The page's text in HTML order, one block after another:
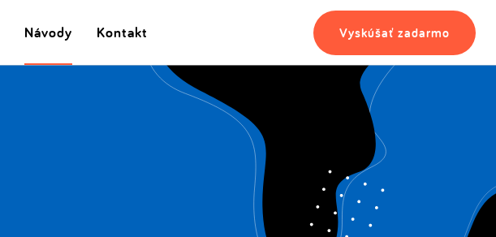
Návody Kontakt Vyskúšať zadarmo